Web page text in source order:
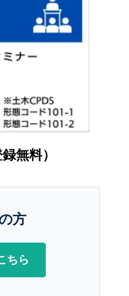
無料）
方
ちら